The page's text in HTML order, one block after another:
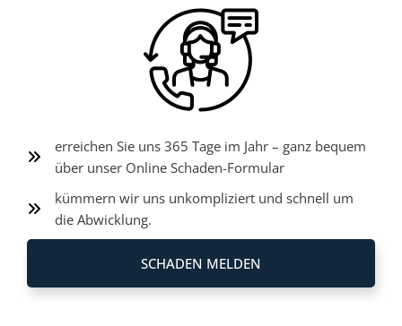
erreichen Sie uns 365 Tage im Jahr – ganz bequem
über unser Online Schaden-Formular
kümmern wir uns unkompliziert und schnell um
die Abwicklung.
SCHADEN MELDEN